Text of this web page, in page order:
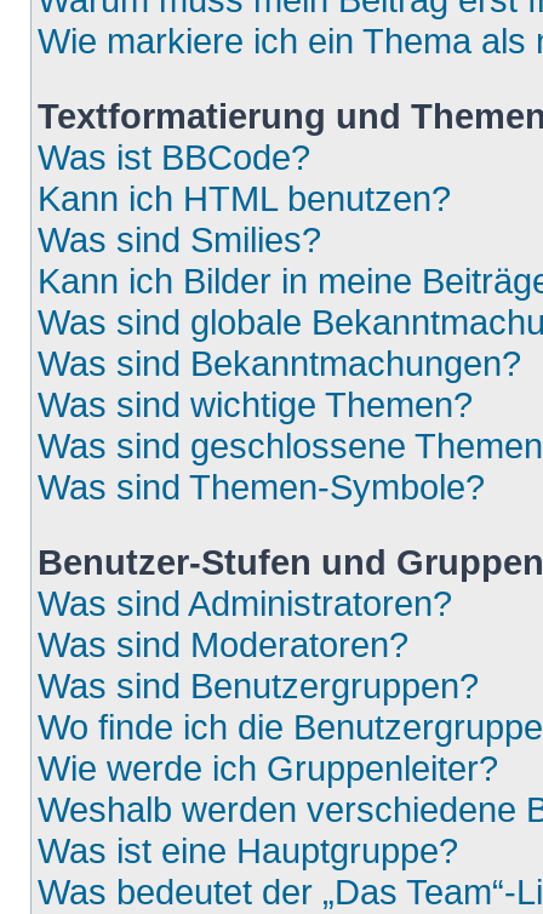
Wie markiere ich ein Thema als
Textformatierung und
Was ist BBCode?
Kann ich HTML benutzen?
Was sind Smilies?
Kann ich Bilder in meine
Was sind globale
Was sind Bekanntmachungen?
Was sind wichtige Themen?
Was sind geschlossene
Was sind Themen-Symbole?
Benutzer-Stufen und Gruppen
Was sind Administratoren?
Was sind Moderatoren?
Was sind Benutzergruppen?
Wo finde ich die
Wie werde ich Gruppenleiter?
Weshalb werden verschiedene
Was ist eine Hauptgruppe?
Was bedeutet der „Das Team“-